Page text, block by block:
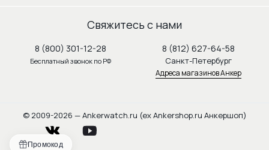
Промокод
Свяжитесь с нами
8 (800) 301-12-28
Бесплатный звонок по РФ
8 (812) 627-64-58
Санкт-Петербург
Адреса магазинов Анкер
© 2009-2026 — Ankerwatch.ru (ex Ankershop.ru Анкершоп)
vkontakte youtube